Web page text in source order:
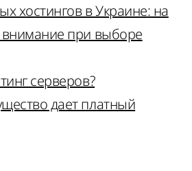
хостингов в Украине: на
внимание при выборе
серверов?
дает платный